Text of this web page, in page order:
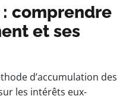
comprendre
et ses
d’accumulation des
les intérêts eux-